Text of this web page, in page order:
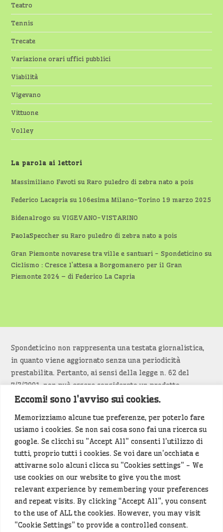
Eccomi! sono l'avviso sui cookies.
Memorizziamo alcune tue preferenze, per poterlo fare
usiamo i cookies. Se non sai cosa sono fai una ricerca su
google. Se clicchi su "Accept All" consenti l'utilizzo di
tutti, proprio tutti i cookies. Se voi dare un'occhiata e
attivarne solo alcuni clicca su "Cookies settings" - We
use cookies on our website to give you the most
relevant experience by remembering your preferences
and repeat visits. By clicking “Accept All”, you consent
to the use of ALL the cookies. However, you may visit
"Cookie Settings" to provide a controlled consent.
Teatro
Tennis
Trecate
Variazione orari uffici pubblici
Viabilità
Vigevano
Vittuone
Volley
La parola ai lettori
Massimiliano Favoti suRaro puledro di zebra nato a pois
Federico Lacapria su 106esima Milano-Torino 19 marzo 2025
Bidenalrogo su VIGEVANO-VISTARINO
PaolaSpeccher suRaro puledro di zebra nato a pois
Gran Piemonte novarese tra ville e santuari - Spondeticino su
Ciclismo : Cresce l’attesa a Borgomanero per il Gran
Piemonte 2024 – di Federico La Capria
Spondeticino non rappresenta una testata giornalistica,
in quanto viene aggiornato senza una periodicità
prestabilita. Pertanto, ai sensi della legge n. 62 del
7/3/2001, non può essere considerato un prodotto
editoriale.
Siamo attenti a non violare copyright e diritti
d’immagine. Se un contenuto è di tua proprietà e vuoi
richiederne la rimozionediccelo(<- clicca per inviarci un
messaggio).
Alcuni articoli sono generati in bozza rielaborando, con
l'intelligenza artificiale generativa, contenuti
provenienti da fonti istituzionali e altri siti di interesse
locale. Prima della pubblicazioni l'articolo viene
controllato dalla redazione.